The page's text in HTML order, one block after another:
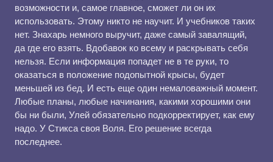
возможности и, самое главное, сможет ли он их
использовать. Этому никто не научит. И учебников таких
нет. Знахарь немного выручит, даже самый завалящий,
да где его взять. Вдобавок ко всему и раскрывать себя
нельзя. Если информация попадет не в те руки, то
оказаться в положение подопытной крысы, будет
меньшей из бед. И есть еще один немаловажный момент.
Любые планы, любые начинания, какими хорошими они
бы ни были, Улей обязательно подкорректирует, как ему
надо. У Стикса своя Воля. Его решение всегда
последнее.